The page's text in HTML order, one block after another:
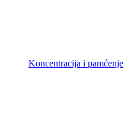
Koncentracija i pamćenje